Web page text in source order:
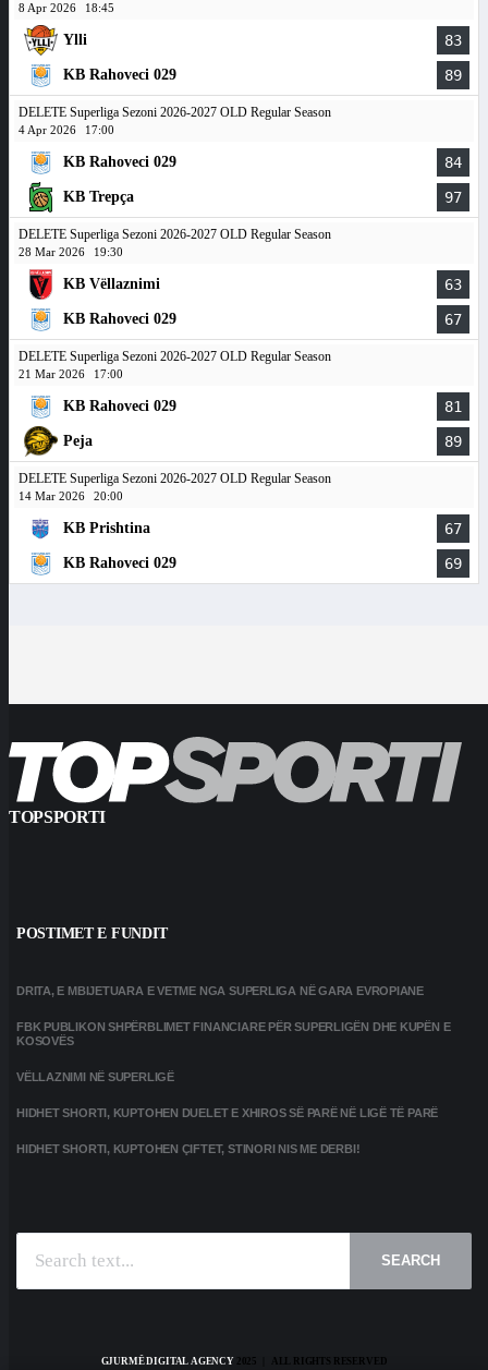
8 Apr 2026 18:45
Ylli 83
KB Rahoveci 029 89
DELETE Superliga Sezoni 2026-2027 OLD Regular Season
4 Apr 2026 17:00
KB Rahoveci 029 84
KB Trepça 97
DELETE Superliga Sezoni 2026-2027 OLD Regular Season
28 Mar 2026 19:30
KB Vëllaznimi 63
KB Rahoveci 029 67
DELETE Superliga Sezoni 2026-2027 OLD Regular Season
21 Mar 2026 17:00
KB Rahoveci 029 81
Peja 89
DELETE Superliga Sezoni 2026-2027 OLD Regular Season
14 Mar 2026 20:00
KB Prishtina 67
KB Rahoveci 029 69
TOPSPORTI
POSTIMET E FUNDIT
DRITA, E MBIJETUARA E VETME NGA SUPERLIGA NË GARA EVROPIANE
FBK PUBLIKON SHPËRBLIMET FINANCIARE PËR SUPERLIGËN DHE KUPËN E
KOSOVËS
VËLLAZNIMI NË SUPERLIGË
HIDHET SHORTI, KUPTOHEN DUELET E XHIROS SË PARË NË LIGË TË PARË
HIDHET SHORTI, KUPTOHEN ÇIFTET, STINORI NIS ME DERBI!
SEARCH
GJURMË DIGITAL AGENCY2025 | ALL RIGHTS RESERVED